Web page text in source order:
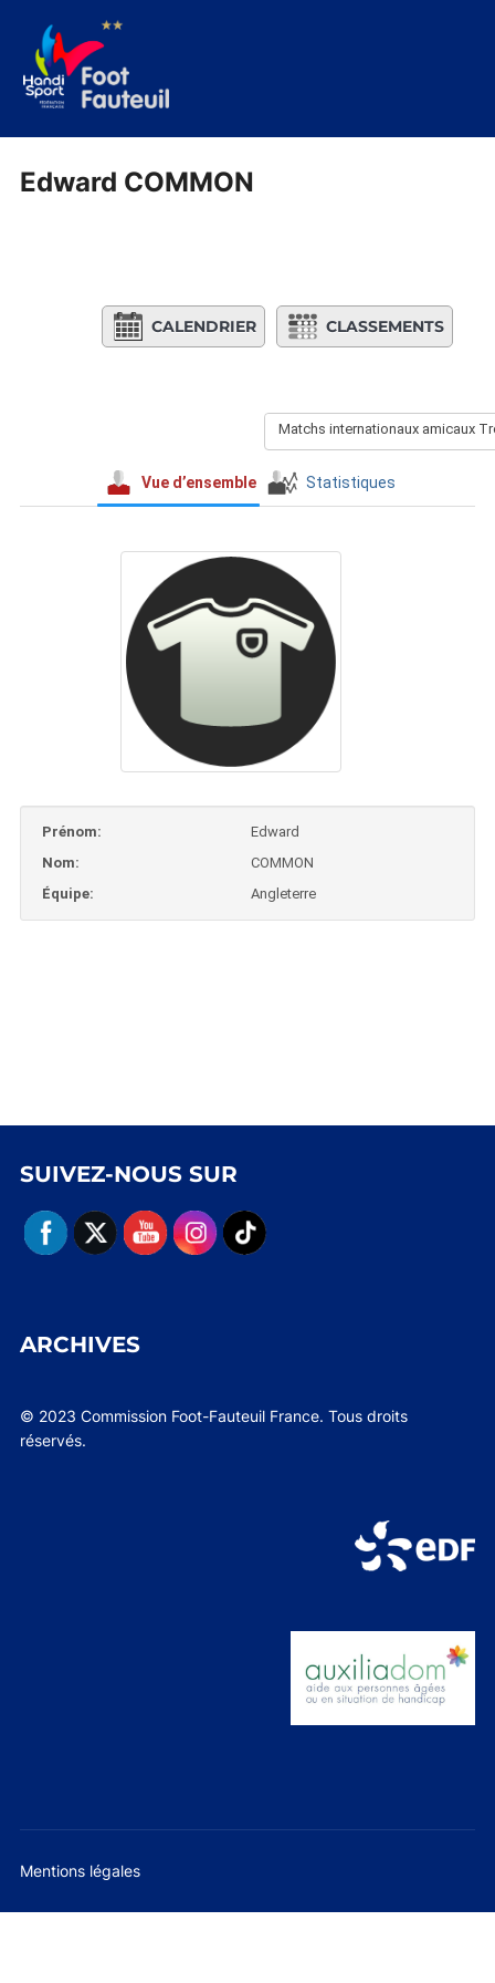
contenu
Edward COMMON
CALENDRIER CLASSEMENTS
Matchs internationaux amicaux
Vue d’ensemble Statistiques
Prénom:
Edward
Nom:
COMMON
Équipe:
Angleterre
SUIVEZ-NOUS SUR
ARCHIVES
© 2023 Commission Foot-Fauteuil France. Tous droits
réservés.
Mentions légales